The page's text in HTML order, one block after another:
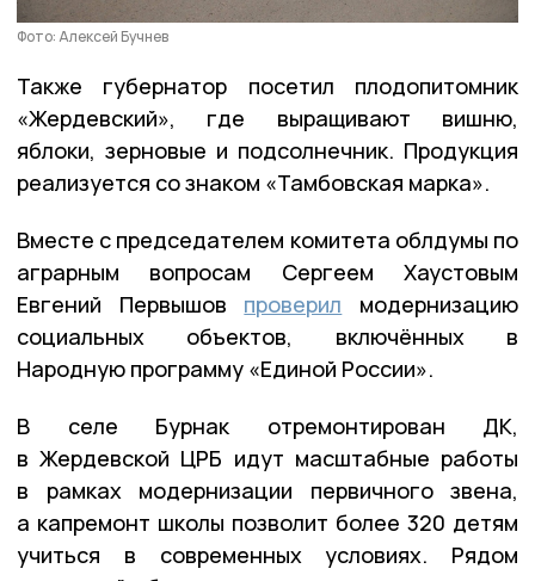
Фото: Алексей Бучнев
Также губернатор посетил плодопитомник
«Жердевский», где выращивают вишню,
яблоки, зерновые и подсолнечник. Продукция
реализуется со знаком «Тамбовская марка».
Вместе с председателем комитета облдумы по
аграрным вопросам Сергеем Хаустовым
Евгений Первышов проверил модернизацию
социальных объектов, включённых в
Народную программу «Единой России».
В селе Бурнак отремонтирован ДК,
в Жердевской ЦРБ идут масштабные работы
в рамках модернизации первичного звена,
а капремонт школы позволит более 320 детям
учиться в современных условиях. Рядом